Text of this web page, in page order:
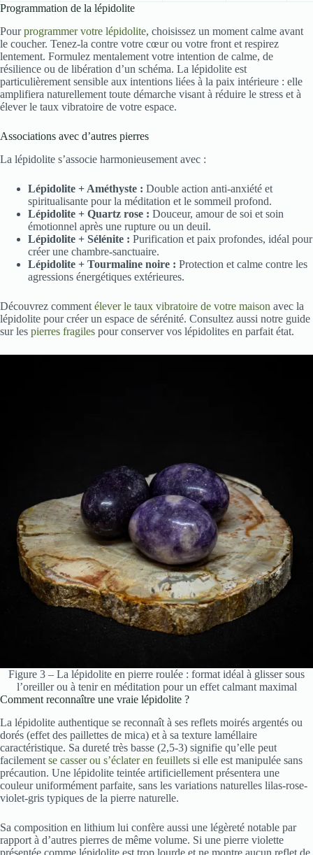
Programmation de la lépidolite
Pourprogrammer votre lépidolite, choisissez un moment calme avant
le coucher. Tenez-la contre votre cœur ou votre front et respirez
lentement. Formulez mentalement votre intention de calme, de
résilience ou de libération d’un schéma. La lépidolite est
particulièrement sensible aux intentions liées à la paix intérieure : elle
amplifiera naturellement toute démarche visant à réduire le stress et à
élever le taux vibratoire de votre espace.
Associations avec d’autres pierres
La lépidolite s’associe harmonieusement avec :
Lépidolite + Améthyste : Double action anti-anxiété et
spiritualisante pour la méditation et le sommeil profond.
Lépidolite + Quartz rose : Douceur, amour de soi et soin
émotionnel après une rupture ou un deuil.
Lépidolite + Sélénite : Purification et paix profondes, idéal pour
créer une chambre-sanctuaire.
Lépidolite + Tourmaline noire : Protection et calme contre les
agressions énergétiques extérieures.
Découvrez comment élever le taux vibratoire de votre maison avec la
lépidolite pour créer un espace de sérénité. Consultez aussi notre guide
sur les pierres fragiles pour conserver vos lépidolites en parfait état.
Figure 3 – La lépidolite en pierre roulée : format idéal à glisser sous
l’oreiller ou à tenir en méditation pour un effet calmant maximal
Comment reconnaître une vraie lépidolite ?
La lépidolite authentique se reconnaît à ses reflets moirés argentés ou
dorés (effet des paillettes de mica) et à sa texture laméllaire
caractéristique. Sa dureté très basse (2,5-3) signifie qu’elle peut
facilement se casser ou s’éclater en feuillets si elle est manipulée sans
précaution. Une lépidolite teintée artificiellement présentera une
couleur uniformément parfaite, sans les variations naturelles lilas-rose-
violet-gris typiques de la pierre naturelle.
Sa composition en lithium lui confère aussi une légèreté notable par
rapport à d’autres pierres de même volume. Si une pierre violette
présentée comme lépidolite est trop lourde et ne montre aucun reflet de